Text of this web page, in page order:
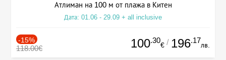
Атлиман на 100 м от плажа в Китен
Дата: 01.06 - 29.09 + all inclusive
-15%
118.00€ 100.30
€ / 196.17
лв.